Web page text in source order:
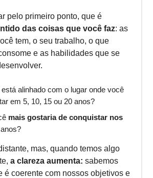
pelo primeiro ponto, que é
das coisas que você faz: as
tem, o seu trabalho, o que
e as habilidades que se
alinhado com o lugar onde você
em 5, 10, 15 ou 20 anos?
mais gostaria de conquistar nos
mas, quando temos algo
a clareza aumenta: sabemos
é coerente com nossos objetivos e